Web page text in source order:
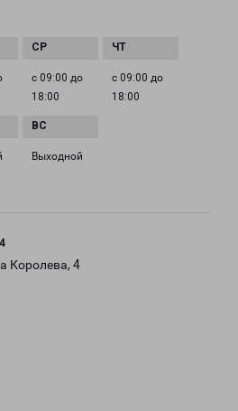
с 09:00 до
18:00
с 09:00 до
18:00
Выходной
Королева, 4